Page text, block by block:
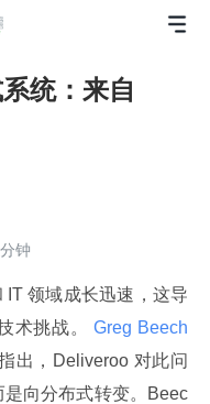
统：来自
钟
IT 领域成长迅速，这导
术挑战。
出，Deliveroo 对此问
向分布式转变。Beec